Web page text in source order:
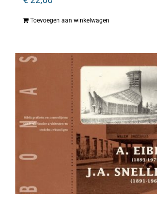
Toevoegen aan winkelwagen